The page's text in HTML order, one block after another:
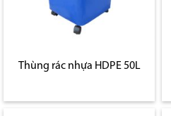
Thùng rác nhựa HDPE 50L